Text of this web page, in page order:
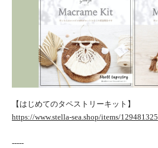
【はじめてのタペストリーキット】
https://www.stella-sea.shop/items/129481325
-----